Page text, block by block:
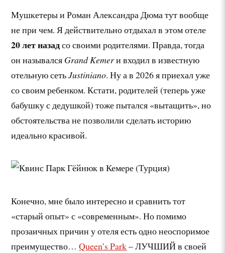
Мушкетеры и Роман Александра Дюма тут вообще
не при чем. Я действительно отдыхал в этом отеле
20 лет назадсо своими родителями. Правда, тогда
он назывался Grand Kemerи входил в известную
отельную сетьJustiniano. Ну а в 2026 я приехал уже
со своим ребенком. Кстати, родителей (теперь уже
бабушку с дедушкой) тоже пытался «вытащить», но
обстоятельства не позволили сделать историю
идеально красивой.
Конечно, мне было интересно и сравнить тот
«старый опыт» с «современным». Но помимо
прозаичных причин у отеля есть одно неоспоримое
преимущество…Queen’s Park– ЛУЧШИЙ в своей